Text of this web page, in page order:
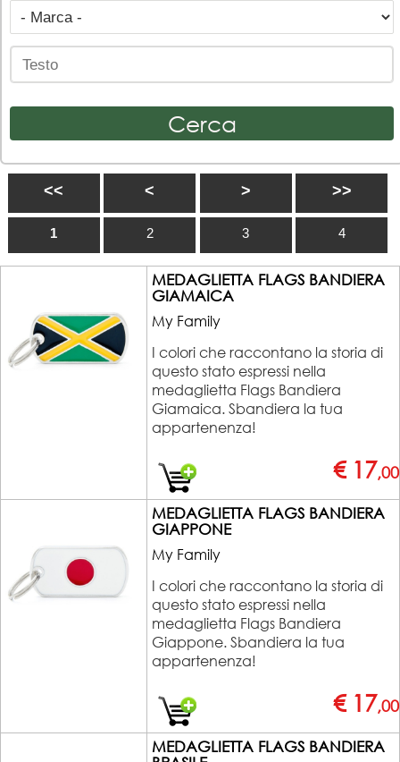
<< < > >>
1 2 3 4
MEDAGLIETTA FLAGS BANDIERA
GIAMAICA
My Family
I colori che raccontano la storia di
questo stato espressi nella
medaglietta Flags Bandiera
Giamaica. Sbandiera la tua
appartenenza!
€ 17,00
MEDAGLIETTA FLAGS BANDIERA
GIAPPONE
My Family
I colori che raccontano la storia di
questo stato espressi nella
medaglietta Flags Bandiera
Giappone. Sbandiera la tua
appartenenza!
€ 17,00
MEDAGLIETTA FLAGS BANDIERA